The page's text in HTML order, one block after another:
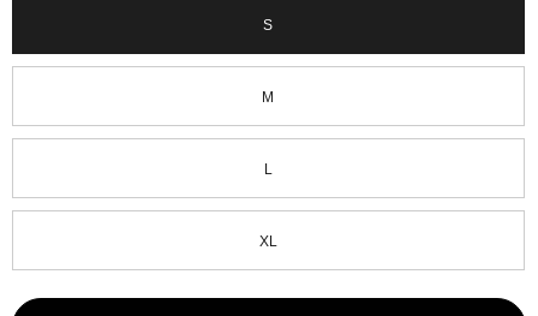
S
M
L
XL